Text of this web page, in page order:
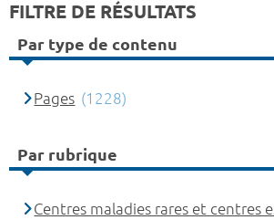
FILTRE DE RÉSULTATS
Par type de contenu
Pages (1228)
Par rubrique
Centres maladies rares et centres